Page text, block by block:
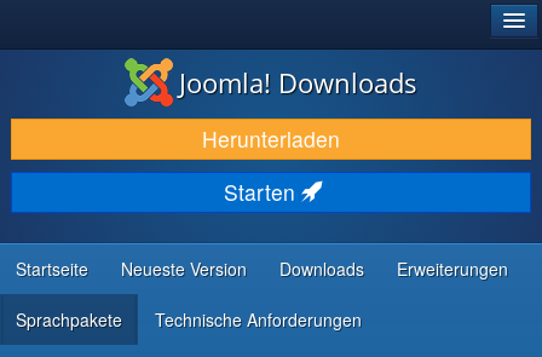
DOWNLOAD & ERWEITERN
ENTDECKEN & LERNEN
COMMUNITY & SUPPORT
RESSOURCEN FÜR ENTWICKLER
Joomla! Downloads
Herunterladen
Starten
Startseite Neueste Version Downloads Erweiterungen
Sprachpakete Technische Anforderungen